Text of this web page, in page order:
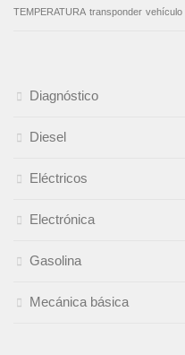
TEMPERATURA transponder vehículo
Diagnóstico
Diesel
Eléctricos
Electrónica
Gasolina
Mecánica básica